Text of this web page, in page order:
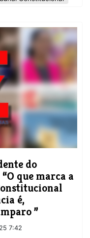
do
que marca a
é,
”
7:42